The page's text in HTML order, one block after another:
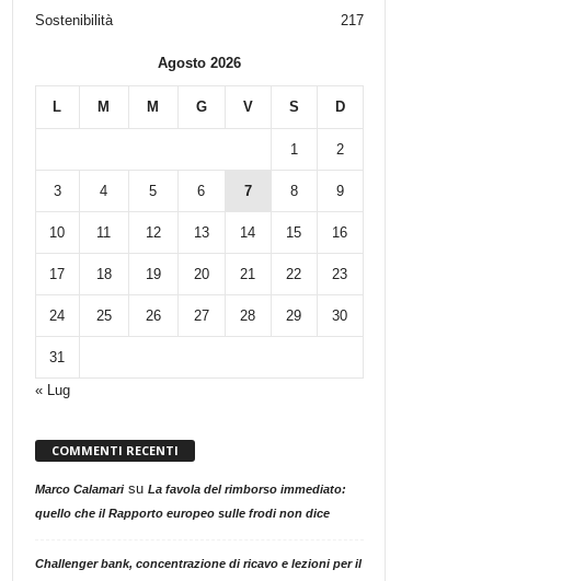
Sostenibilità
217
Agosto 2026
L M M G V S D
1 2
3 4 5 6 7 8 9
10 11 12 13 14 15 16
17 18 19 20 21 22 23
24 25 26 27 28 29 30
31
« Lug
COMMENTI RECENTI
Marco Calamarisu La favola del rimborso immediato:
quello che il Rapporto europeo sulle frodi non dice
Challenger bank, concentrazione di ricavo e lezioni per il